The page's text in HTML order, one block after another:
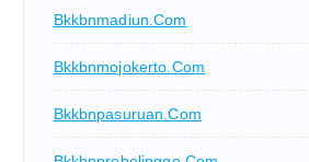
Bkkbnmadiun.com
Bkkbnmojokerto.com
Bkkbnpasuruan.com